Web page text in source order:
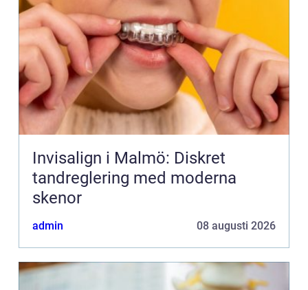
Invisalign i Malmö: Diskret
tandreglering med moderna
skenor
admin 08 augusti 2026